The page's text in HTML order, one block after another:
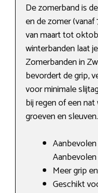
De zomerband is
en de zomer (vanaf
van maart tot
winterbanden laat
Zomerbanden in
bevordert de grip,
voor minimale
bij regen of een
groeven en sleuven.
Meer grip
Geschikt